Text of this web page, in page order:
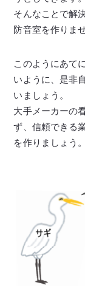
そんなことで解
防音室を作りま
このようにあて
いように、是非
いましょう。
大手メーカーの
ず、信頼できる
を作りましょう。